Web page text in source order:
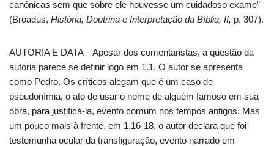
canônicas sem que sobre ele houvesse um cuidadoso exame”
(Broadus, História, Doutrina e Interpretação da Bíblia, II, p. 307).
AUTORIA E DATA – Apesar dos comentaristas, a questão da
autoria parece se definir logo em 1.1. O autor se apresenta
como Pedro. Os críticos alegam que é um caso de
pseudonímia, o ato de usar o nome de alguém famoso em sua
obra, para justificá-la, evento comum nos tempos antigos. Mas
um pouco mais à frente, em 1.16-18, o autor declara que foi
testemunha ocular da transfiguração, evento narrado em